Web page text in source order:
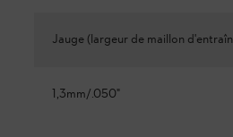
Jauge (largeur de maillon
1,3mm/.050"